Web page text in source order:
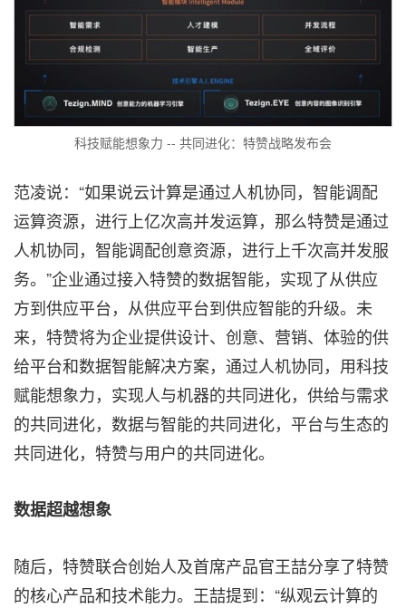
科技赋能想象力 -- 共同进化：特赞战略发布会
范凌说：“如果说云计算是通过人机协同，智能调配
运算资源，进行上亿次高并发运算，那么特赞是通过
人机协同，智能调配创意资源，进行上千次高并发服
务。”企业通过接入特赞的数据智能，实现了从供应
方到供应平台，从供应平台到供应智能的升级。未
来，特赞将为企业提供设计、创意、营销、体验的供
给平台和数据智能解决方案，通过人机协同，用科技
赋能想象力，实现人与机器的共同进化，供给与需求
的共同进化，数据与智能的共同进化，平台与生态的
共同进化，特赞与用户的共同进化。
数据超越想象
随后，特赞联合创始人及首席产品官王喆分享了特赞
的核心产品和技术能力。王喆提到：“纵观云计算的